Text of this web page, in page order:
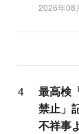
2026年08
最高検
禁止」
不祥事